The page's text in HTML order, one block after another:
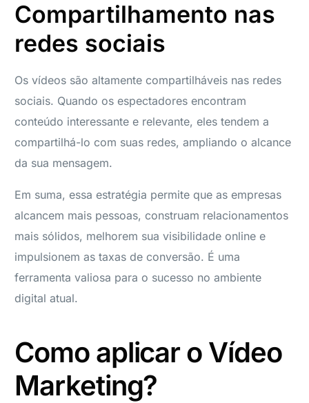
Compartilhamento nas
redes sociais
Os vídeos são altamente compartilháveis nas redes
sociais. Quando os espectadores encontram
conteúdo interessante e relevante, eles tendem a
compartilhá-lo com suas redes, ampliando o alcance
da sua mensagem.
Em suma, essa estratégia permite que as empresas
alcancem mais pessoas, construam relacionamentos
mais sólidos, melhorem sua visibilidade online e
impulsionem as taxas de conversão. É uma
ferramenta valiosa para o sucesso no ambiente
digital atual.
Como aplicar o Vídeo
Marketing?